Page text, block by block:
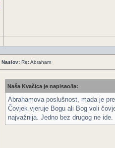
Naslov: Re: Abraham
Naša Kvačica je napisao/la:
Abrahamova poslušnost, mada je
Čovjek vjeruje Bogu ali Bog voli
najvažnija. Jedno bez drugog ne ide.